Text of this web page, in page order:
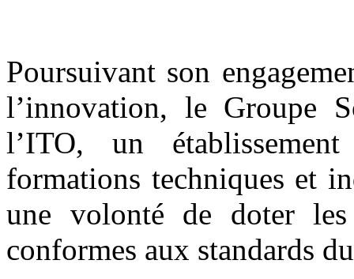
Poursuivant son
l’innovation, le Groupe
l’ITO, un
formations techniques et
une volonté de doter les
conformes aux standards